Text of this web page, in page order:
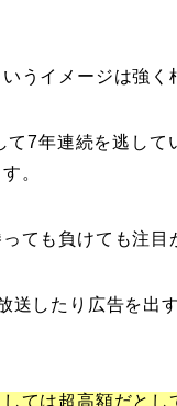
いうイメージは強く
て7年連続を逃し
。
ても負けても注目
送したり広告を出
ては超高額だと